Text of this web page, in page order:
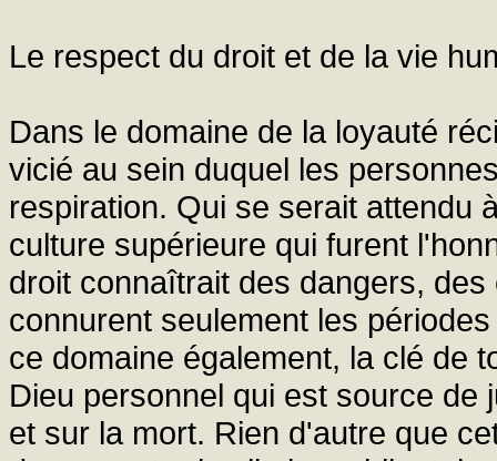
Le respect du droit et de la vie
Dans le domaine de la loyauté
vicié au sein duquel les
respiration. Qui se serait attendu
culture supérieure qui furent
droit connaîtrait des dangers,
connurent seulement les
ce domaine également, la clé de
Dieu personnel qui est source
et sur la mort. Rien d'autre que